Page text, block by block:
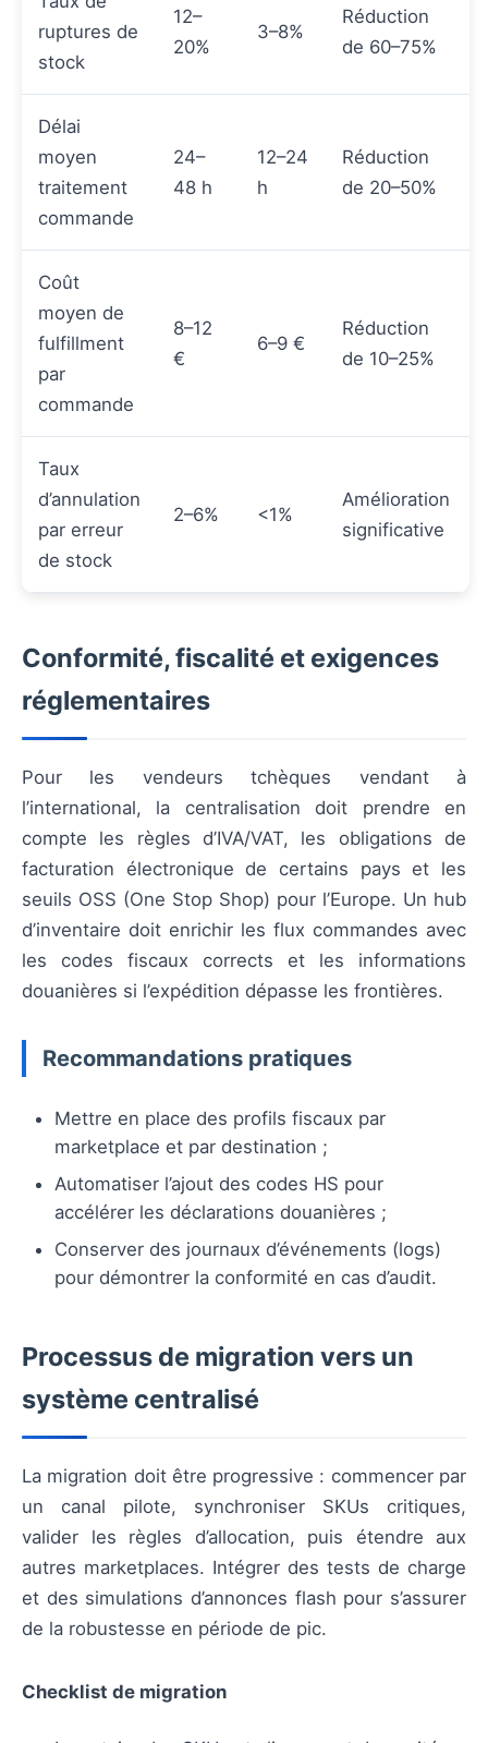
ruptures de
stock
12–
20%
3–8%
Réduction
de 60–75%
Délai
moyen
traitement
commande
24–
48 h
12–24
h
Réduction
de 20–50%
Coût
moyen de
fulfillment
par
commande
8–12
€
6–9 €
Réduction
de 10–25%
Taux
d’annulation
par erreur
de stock
2–6% <1%
Amélioration
significative
Conformité, fiscalité et exigences
réglementaires
Pour les vendeurs tchèques vendant à
l’international, la centralisation doit prendre en
compte les règles d’IVA/VAT, les obligations de
facturation électronique de certains pays et les
seuils OSS (One Stop Shop) pour l’Europe. Un hub
d’inventaire doit enrichir les flux commandes avec
les codes fiscaux corrects et les informations
douanières si l’expédition dépasse les frontières.
Recommandations pratiques
Mettre en place des profils fiscaux par
marketplace et par destination ;
Automatiser l’ajout des codes HS pour
accélérer les déclarations douanières ;
Conserver des journaux d’événements (logs)
pour démontrer la conformité en cas d’audit.
Processus de migration vers un
système centralisé
La migration doit être progressive : commencer par
un canal pilote, synchroniser SKUs critiques,
valider les règles d’allocation, puis étendre aux
autres marketplaces. Intégrer des tests de charge
et des simulations d’annonces flash pour s’assurer
de la robustesse en période de pic.
Checklist de migration